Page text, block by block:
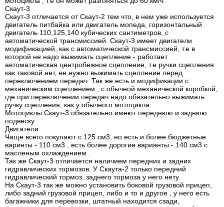
Скаут-3
Скаут-3 отличается от Скаут-2 тем что, в нем уже используется
двигатель питбайка или двигатель мопеда, горизонтальный
двигатель 110,125,140 кубических сантиметров, с
автоматической трансмиссией. Скаут-3 имеет двигатели
модификацией, как с автоматической трансмиссией, т.е в
которой не надо выжимать сцепление - работает
автоматическая центробежное сцепление, т.е ручки сцепления
как таковой нет, не нужно выжимать сцепление перед
переключением передач. Так же есть и модификации с
механическим сцеплением , с обычной механической коробкой,
где при переключении передач надо обязательно выжимать
ручку сцепления, как у обычного мотоцикла.
Мотоциклы Скаут-3 обязательно имеют переднюю и заднюю
подвеску
Двигатели
Чаще всего покупают с 125 см3, но есть и более бюджетные
варинты - 110 см3 , есть более дорогие варианты - 140 см3 с
масленым охлаждением .
Так же Скаут-3 отличается наличием передних и задних
гидравлических тормозов. У Скаута-2 только передний
гидравлический тормоз, заднего тормоза у него нету.
На Скаут-3 так же можно установить боковой грузовой прицеп,
либо задний грузовой прицеп, либо и то и другое , у него есть
багажники для перевозки, штатный находится сзади,